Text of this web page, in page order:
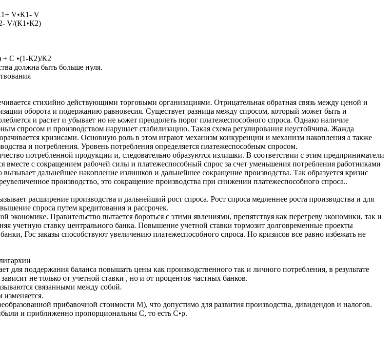
V•К1- V
V/(К1•К2)
+ С •(1-К2)/К2
должна быть больше нуля.
стихийно действующими торговыми организациями. Отрицательная обратная связь между ценой и
оборота и подержанию равновесия. Существует разница между спросом, который может быть и
и растет и убывает но не ьожет преодолеть порог платежеспособного спроса. Однако наличие
спросом и производством нарушает стабилизацию. Такая схема регулирования неустойчива. Жажда
кризисами. Основную роль в этом играют механизм конкуренции и механизм накопления а также
и потребления. Уровень потребления определяется платежеспособным спросом.
потребленной продукции и, следовательно образуются излишки. В соответствии с этим предприниматели
вместе с сокращением рабочей силы и платежеспособный спрос за счет уменьшения потребления работниками
вызывает дальнейшее накопление излишков и дальнейшее сокращение производства. Так образуется кризис
производство, это сокращение производства при снижении платежеспособного спроса..
расширение производства и дальнейший рост спроса. Рост спроса медленнее роста производства и для
спроса путем кредитования и рассрочек.
экономике. Правительство пытается бороться с этими явлениями, препятствуя как перегреву экономики, так и
учетную ставку центрального банка. Повышение учетной ставки тормозит долговременные проекты
Гос заказы способствуют увеличению платежеспособного спроса. Но кризисов все равно избежать не
для поддержания баланса повышать цены как производственного так и личного потребления, в результате
не только от учетной ставки , но и от процентов частных банков.
связанными между собой.
изменяется.
прибавочной стоимости М), что допустимо для развития производства, дивидендов и налогов.
и приближенно пропорциональны С, то есть С•ρ.